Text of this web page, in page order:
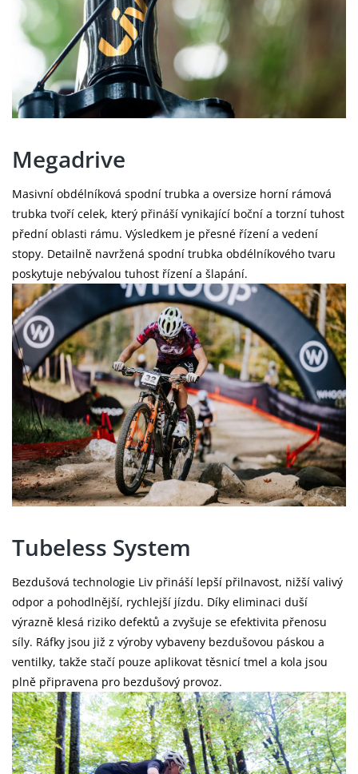
Megadrive
Masivní obdélníková spodní trubka a oversize horní rámová
trubka tvoří celek, který přináší vynikající boční a torzní tuhost
přední oblasti rámu. Výsledkem je přesné řízení a vedení
stopy. Detailně navržená spodní trubka obdélníkového tvaru
poskytuje nebývalou tuhost řízení a šlapání.
Tubeless System
Bezdušová technologie Liv přináší lepší přilnavost, nižší valivý
odpor a pohodlnější, rychlejší jízdu. Díky eliminaci duší
výrazně klesá riziko defektů a zvyšuje se efektivita přenosu
síly. Ráfky jsou již z výroby vybaveny bezdušovou páskou a
ventilky, takže stačí pouze aplikovat těsnicí tmel a kola jsou
plně připravena pro bezdušový provoz.